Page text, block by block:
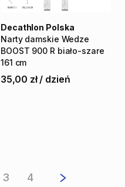
Narty damskie Wedze
BOOST 900 R biało-szare
161 cm
Decathlon Polska
35,00 zł / dzień
3 4